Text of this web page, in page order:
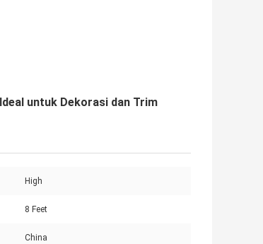
untuk Dekorasi dan Trim
High
8 Feet
China